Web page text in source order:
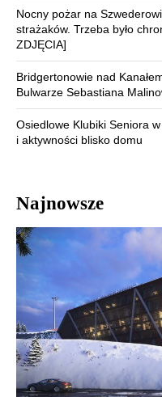
Nocny pożar na
strażaków. Trzeba było
ZDJĘCIA]
Bridgertonowie nad
Bulwarze Sebastiana
Osiedlowe Klubiki Seniora
i aktywności blisko domu
Najnowsze